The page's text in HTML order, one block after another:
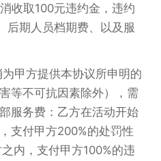
收取100元违约金，违约
后期人员档期费、以及服
为甲方提供本协议所申明的
等不可抗因素除外），需
服务费：乙方在活动开始
支付甲方200%的处罚性
内，支付甲方100%的违